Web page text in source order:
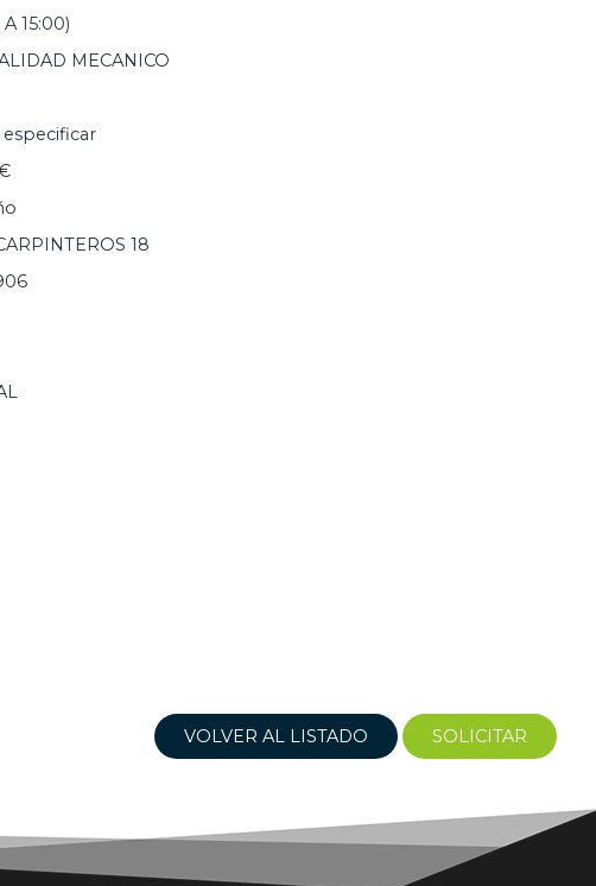
15:00)
MECANICO
especificar
18
VOLVER AL LISTADO SOLICITAR